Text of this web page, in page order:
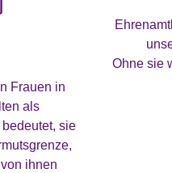
Frauen in
als
sie
ihnen
Ohne sie